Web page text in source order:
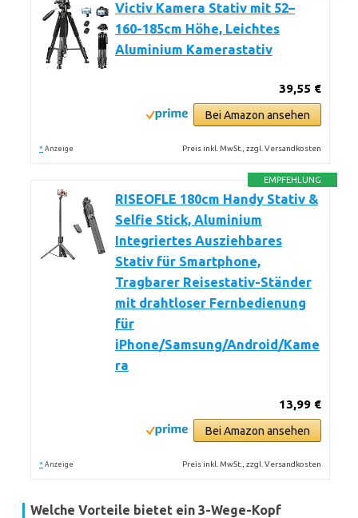
Victiv Kamera Stativ mit 52–
160-185cm Höhe, Leichtes
Aluminium Kamerastativ
39,55 €
Bei Amazon ansehen
* Anzeige Preis inkl. MwSt., zzgl. Versandkosten
EMPFEHLUNG
RISEOFLE 180cm Handy Stativ &
Selfie Stick, Aluminium
Integriertes Ausziehbares
Stativ für Smartphone,
Tragbarer Reisestativ-Ständer
mit drahtloser Fernbedienung
für
iPhone/Samsung/Android/Kame
ra
13,99 €
Bei Amazon ansehen
* Anzeige Preis inkl. MwSt., zzgl. Versandkosten
Welche Vorteile bietet ein 3-Wege-Kopf